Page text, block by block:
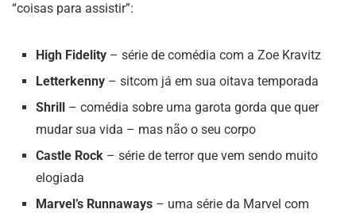
“coisas para assistir”:
High Fidelity – série de comédia com a Zoe Kravitz
Letterkenny – sitcom já em sua oitava temporada
Shrill
– comédia sobre uma garota gorda que quer
mudar sua vida – mas não o seu corpo
Castle Rock – série de terror que vem sendo muito
elogiada
Marvel’s Runnaways – uma série da Marvel com